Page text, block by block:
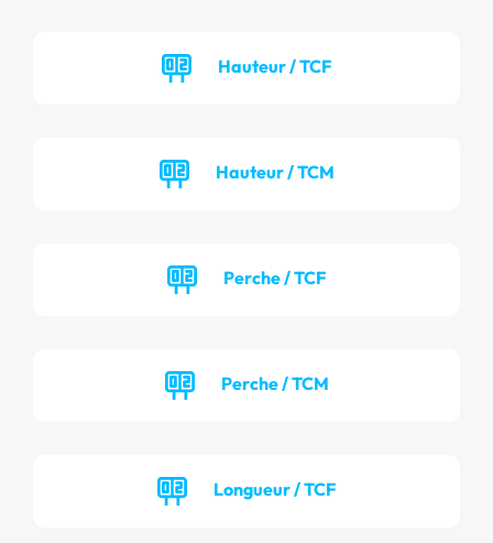
Hauteur / TCF
Hauteur / TCM
Perche / TCF
Perche / TCM
Longueur / TCF